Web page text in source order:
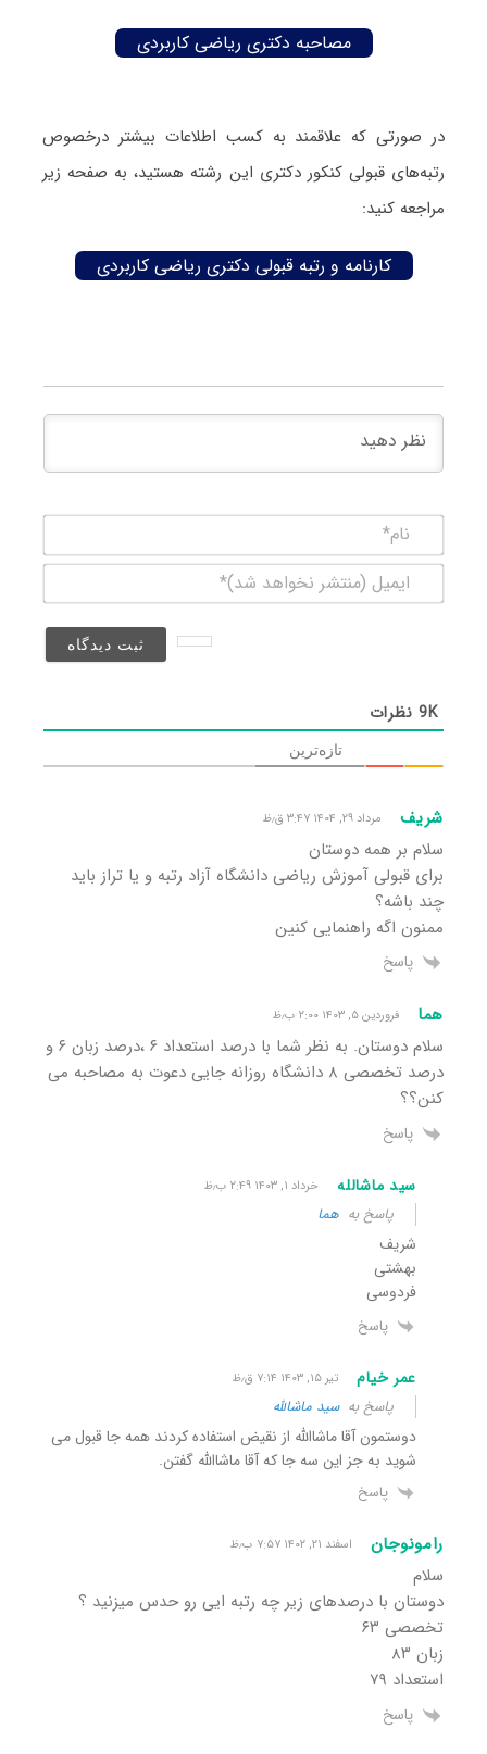
مصاحبه دکتری ریاضی کاربردی
در صورتی که علاقمند به کسب اطلاعات بیشتر درخصوص
رتبه‌های قبولی کنکور دکتری این رشته هستید، به صفحه زیر
مراجعه کنید:
کارنامه و رتبه قبولی دکتری ریاضی کاربردی
(منتشر
9Kنظرات
تازه‌ترین
شریف مرداد ۲۹, ۱۴۰۴ ۳:۴۷ ق٫ظ
سلام بر همه دوستان
برای قبولی آموزش ریاضی دانشگاه آزاد رتبه و یا تراز باید
چند باشه؟
ممنون اگه راهنمایی کنین
پاسخ
هما فروردین ۵, ۱۴۰۳ ۲:۰۰ ب٫ظ
سلام دوستان. به نظر شما با درصد استعداد ۶ ،درصد زبان ۶ و
درصد تخصصی ۸ دانشگاه روزانه جایی دعوت به مصاحبه می
کنن؟؟
پاسخ
سید ماشالله خرداد ۱, ۱۴۰۳ ۲:۴۹ ب٫ظ
پاسخ به هما
شریف
بهشتی
فردوسی
پاسخ
عمر خیام تیر ۱۵, ۱۴۰۳ ۷:۱۴ ق٫ظ
پاسخ بهسید ماشالله
دوستمون آقا ماشاالله از نقیض استفاده کردند همه جا قبول می
شوید به جز این سه جا که آقا ماشاالله گفتن.
پاسخ
رامونوجان اسفند ۲۱, ۱۴۰۲ ۷:۵۷ ب٫ظ
سلام
دوستان با درصدهای زیر چه رتبه ایی رو حدس میزنید ؟
تخصصی ۶۳
زبان ۸۳
استعداد ۷۹
پاسخ